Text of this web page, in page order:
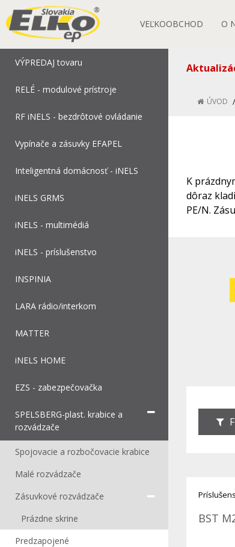
VEĽKOOBCHOD O
VÝPREDAJ tovaru
RELÉ - modulové prístroje
RF iNELS - bezdrôtové ovládanie
Vypínače a zásuvky EFAPEL
Inteligentná domácnosť - iNELS
iNELS GRMS
iNELS - multimédiá
iNELS - príslušenstvo
INSPINIA
LARA rádio/interkom
MATTER
iNELS HOME
EZS - zabezpečovačka
SPELSBERG-plast. krabice a
rozvádzače
Spojovacie a rozbočovacie krabice
Malé rozvádzače
Zásuvkové rozvádzače
Prázdne skrine
Predzapojené
ÚVOD
K
dôraz
PE/N.
BST